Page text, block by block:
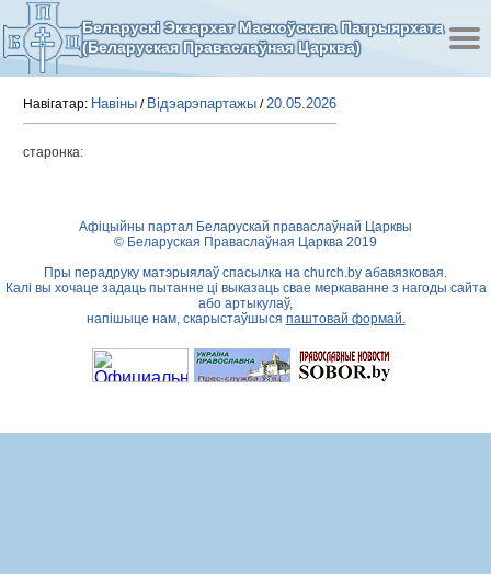
Беларускі Экзархат Маскоўскага Патрыярхата
(Беларуская Праваслаўная Царква)
Навігатар: Навіны / Відэарэпартажы /20.05.2026
старонка:
Афіцыйны партал Беларускай праваслаўнай Царквы
© Беларуская Праваслаўная Царква 2019
Пры перадруку матэрыялаў спасылка на church.by абавязковая.
Калі вы хочаце задаць пытанне ці выказаць свае меркаванне з нагоды сайта
або артыкулаў,
напішыце нам, скарыстаўшыся паштовай формай.